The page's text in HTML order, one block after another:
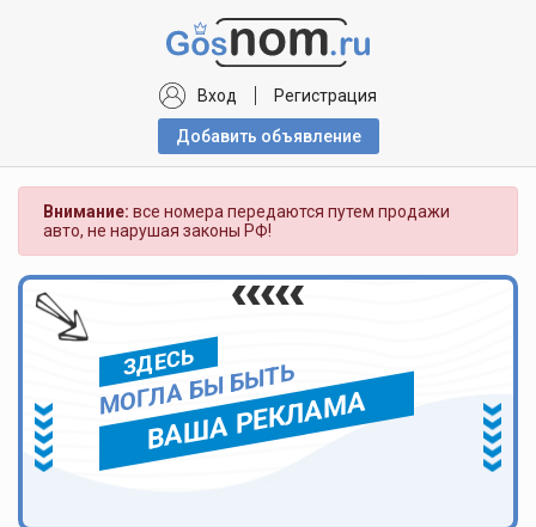
Вход Регистрация
Добавить объявлениe
Внимание: все номера передаются путем продажи
авто, не нарушая законы РФ!
ЗДЕСЬ
МОГЛА БЫ БЫТЬ
ВАША РЕКЛАМА